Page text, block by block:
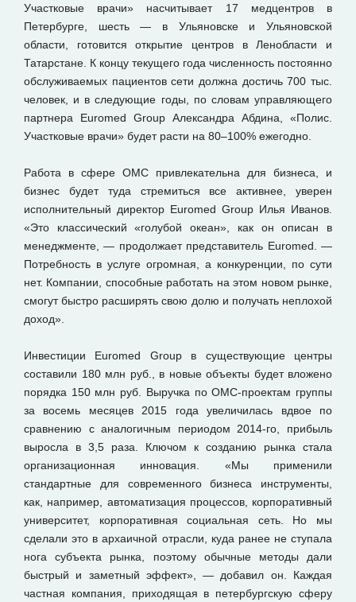
Участковые врачи» насчитывает 17 медцентров в
Петербурге, шесть — в Ульяновске и Ульяновской
области, готовится открытие центров в Ленобласти и
Татарстане. К концу текущего года численность постоянно
обслуживаемых пациентов сети должна достичь 700 тыс.
человек, и в следующие годы, по словам управляющего
партнера Euromed Group Александра Абдина, «Полис.
Участковые врачи» будет расти на 80–100% ежегодно.
Работа в сфере ОМС привлекательна для бизнеса, и
бизнес будет туда стремиться все активнее, уверен
исполнительный директор Euromed Group Илья Иванов.
«Это классический «голубой океан», как он описан в
менеджменте, — продолжает представитель Euromed. —
Потребность в услуге огромная, а конкуренции, по сути
нет. Компании, способные работать на этом новом рынке,
смогут быстро расширять свою долю и получать неплохой
доход».
Инвестиции Euromed Group в существующие центры
составили 180 млн руб., в новые объекты будет вложено
порядка 150 млн руб. Выручка по ОМС-проектам группы
за восемь месяцев 2015 года увеличилась вдвое по
сравнению с аналогичным периодом 2014-го, прибыль
выросла в 3,5 раза. Ключом к созданию рынка стала
организационная инновация. «Мы применили
стандартные для современного бизнеса инструменты,
как, например, автоматизация процессов, корпоративный
университет, корпоративная социальная сеть. Но мы
сделали это в архаичной отрасли, куда ранее не ступала
нога субъекта рынка, поэтому обычные методы дали
быстрый и заметный эффект», — добавил он. Каждая
частная компания, приходящая в петербургскую сферу